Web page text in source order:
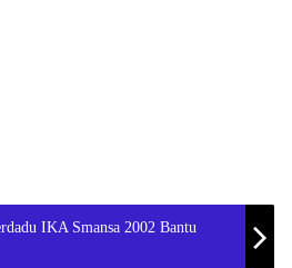
IKA Smansa 2002 Bantu